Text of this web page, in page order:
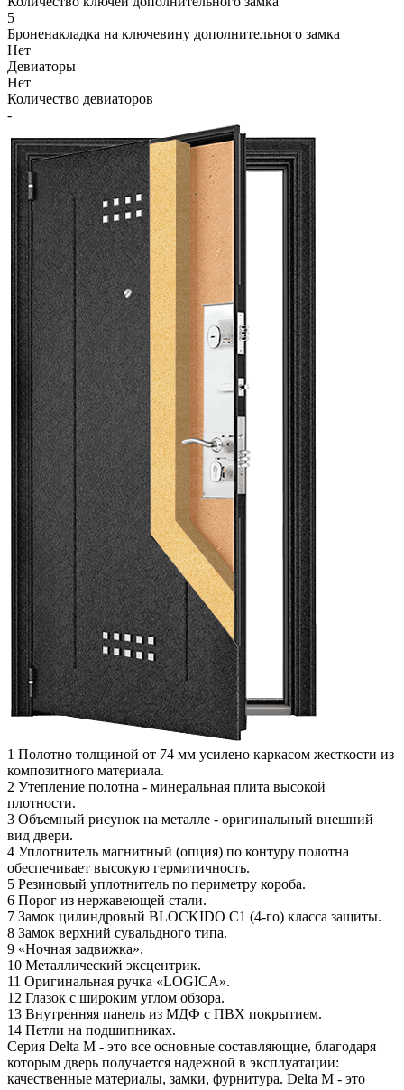
5
Броненакладка на ключевину дополнительного замка
Нет
Девиаторы
Нет
Количество девиаторов
-
1 Полотно толщиной от 74 мм усилено каркасом жесткости из
композитного материала.
2 Утепление полотна - минеральная плита высокой
плотности.
3 Объемный рисунок на металле - оригинальный внешний
вид двери.
4 Уплотнитель магнитный (опция) по контуру полотна
обеспечивает высокую гермитичность.
5 Резиновый уплотнитель по периметру короба.
6 Порог из нержавеющей стали.
7 Замок цилиндровый BLOCKIDO C1 (4-го) класса защиты.
8 Замок верхний сувальдного типа.
9 «Ночная задвижка».
10 Металлический эксцентрик.
11 Оригинальная ручка «LOGICA».
12 Глазок с широким углом обзора.
13 Внутренняя панель из МДФ с ПВХ покрытием.
14 Петли на подшипниках.
Серия Delta M - это все основные составляющие, благодаря
которым дверь получается надежной в эксплуатации:
качественные материалы, замки, фурнитура. Delta M - это